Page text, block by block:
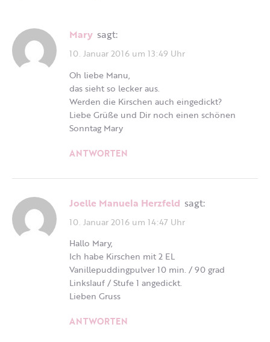
Mary sagt:
10. Januar 2016 um 13:49 Uhr
Oh liebe Manu,
das sieht so lecker aus.
Werden die Kirschen auch eingedickt?
Liebe Grüße und Dir noch einen schönen
Sonntag Mary
ANTWORTEN
Joelle Manuela Herzfeld sagt:
10. Januar 2016 um 14:47 Uhr
Hallo Mary,
Ich habe Kirschen mit 2 EL
Vanillepuddingpulver 10 min. / 90 grad
Linkslauf / Stufe 1 angedickt.
Lieben Gruss
ANTWORTEN